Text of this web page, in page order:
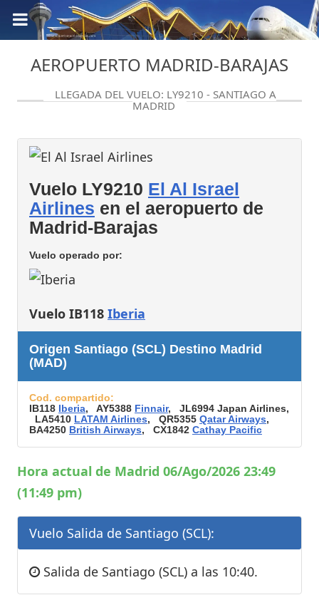
AEROPUERTO MADRID-BARAJAS
LLEGADA DEL VUELO: LY9210 - SANTIAGO A
MADRID
Vuelo LY9210 El Al Israel
Airlines en el aeropuerto de
Madrid-Barajas
Vuelo operado por:
Vuelo IB118 Iberia
Origen Santiago (SCL) Destino Madrid
(MAD)
Cod. compartido:
IB118 Iberia, AY5388 Finnair, JL6994 Japan Airlines,
LA5410 LATAM Airlines, QR5355 Qatar Airways,
BA4250 British Airways, CX1842 Cathay Pacific
Hora actual de Madrid 06/Ago/2026 23:49
(11:49 pm)
Vuelo Salida de Santiago (SCL):
Salida de Santiago (SCL) a las 10:40.